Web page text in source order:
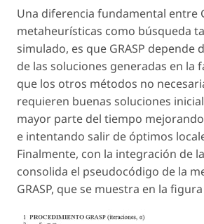
Una diferencia fundamental entre
metaheurísticas como búsqueda
simulado, es que GRASP depende
de las soluciones generadas en la
que los otros métodos no
requieren buenas soluciones
mayor parte del tiempo
e intentando salir de óptimos
Finalmente, con la integración de
consolida el pseudocódigo de la
GRASP, que se muestra en la figura